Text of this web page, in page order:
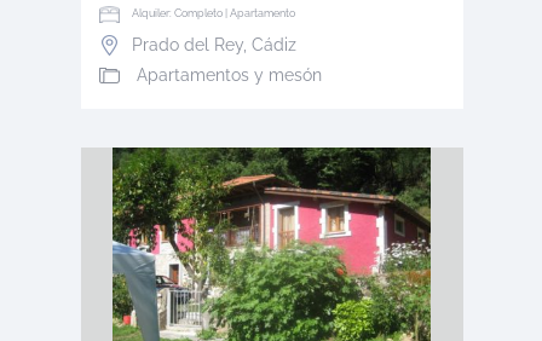
Alquiler: Completo | Apartamento
Prado del Rey, Cádiz
Apartamentos y mesón